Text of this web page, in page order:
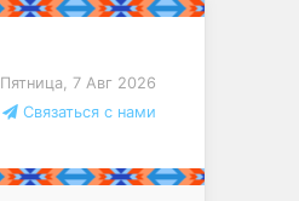
Пятница, 7 Авг 2026
Связаться с нами